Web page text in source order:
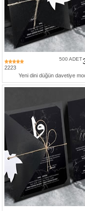
2223
500 ADET
Yeni dini düğün davetiye